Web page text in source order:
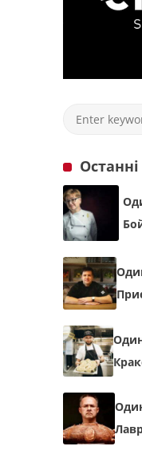
Українська (Українська
Українська